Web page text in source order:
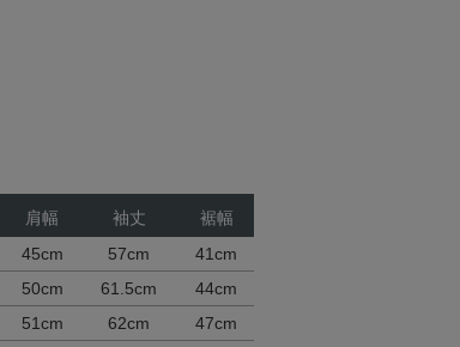
肩幅 袖丈
裾幅
45cm 57cm
41cm
50cm 61.5cm
44cm
51cm 62cm
47cm